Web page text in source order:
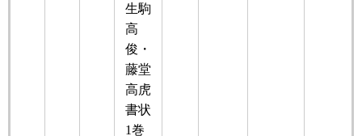
生駒
高
俊・
藤堂
高虎
書状
1巻